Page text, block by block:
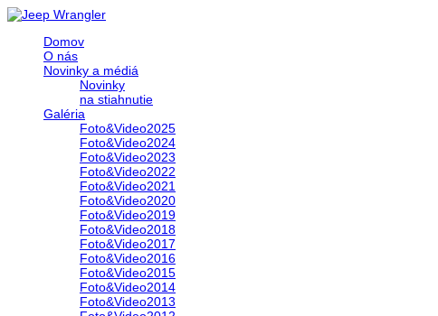
Domov
O nás
Novinky a médiá
Novinky
na stiahnutie
Galéria
Foto&Video2025
Foto&Video2024
Foto&Video2023
Foto&Video2022
Foto&Video2021
Foto&Video2020
Foto&Video2019
Foto&Video2018
Foto&Video2017
Foto&Video2016
Foto&Video2015
Foto&Video2014
Foto&Video2013